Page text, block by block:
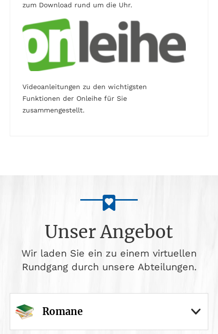
zum Download rund um die Uhr.
Videoanleitungen zu den wichtigsten
Funktionen der Onleihe für Sie
zusammengestellt.
Unser Angebot
Wir laden Sie ein zu einem virtuellen
Rundgang durch unsere Abteilungen.
Romane